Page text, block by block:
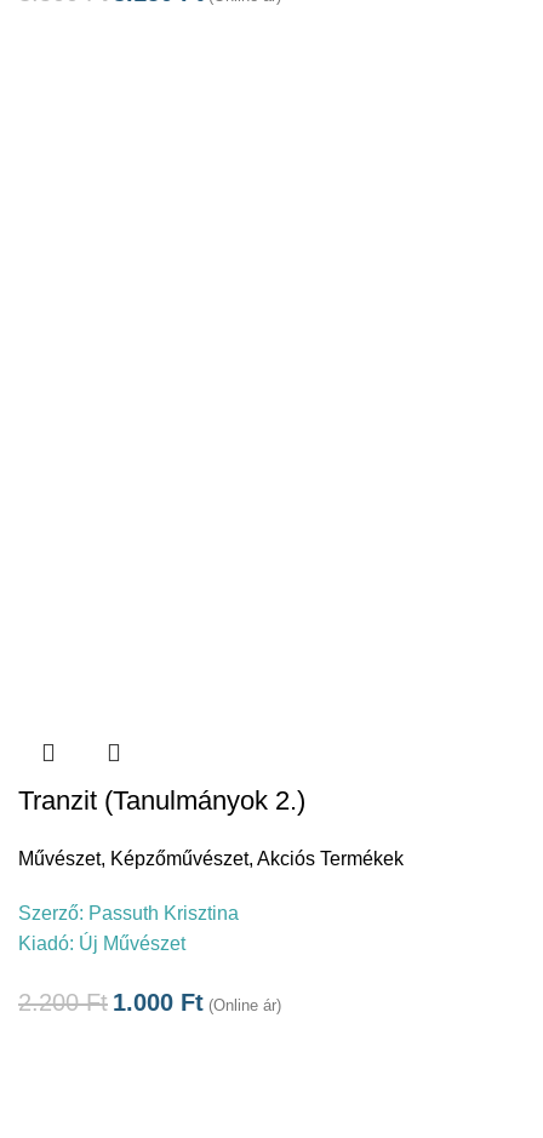
Tranzit (Tanulmányok 2.)
Művészet, Képzőművészet, Akciós Termékek
Szerző: Passuth Krisztina
Kiadó: Új Művészet
2.200Ft 1.000 Ft (Online ár)